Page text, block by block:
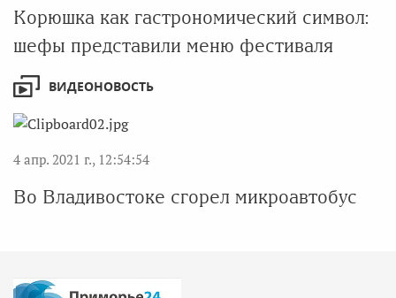
Корюшка как гастрономический символ:
шефы представили меню фестиваля
ВИДЕОНОВОСТЬ
4 апр. 2021 г., 12:54:54
Во Владивостоке сгорел микроавтобус